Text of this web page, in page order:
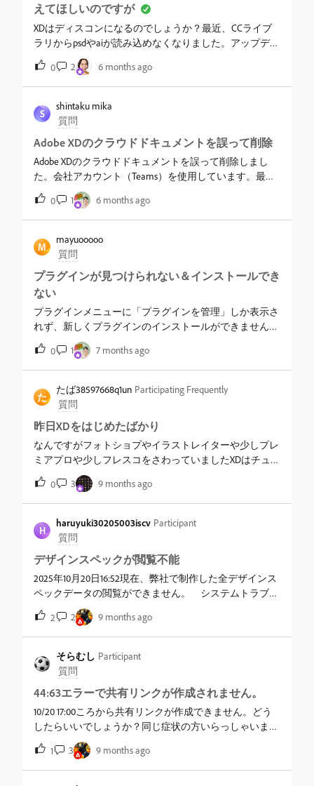
えてほしいのですが
XDはディスコンになるのでしょうか？最近、CCライブ
ラリからpsdやaiが読み込めなくなりました。アップデー
トもたいして行われていないようですし、開発を辞める
のであればはやいところ教えてほしいのですが。
0 2 6 months ago
S
shintaku mika
質問
Adobe XDのクラウドドキュメントを誤って削除
Adobe XDのクラウドドキュメントを誤って削除しまし
た。会社アカウント（Teams）を使用しています。最終
使用日は12月17日です。プレビューリンクは残ってお
り、内部バックアップから復元できるものでしょうか？
&nbsp;ご教示宜しくお願い致します。
0 1 6 months ago
M
mayuooooo
質問
プラグインが見つけられない＆インストールでき
ない
プラグインメニューに「プラグインを管理」しか表示さ
れず、新しくプラグインのインストールができません。
Adobeヘルプとチャットもしましたが、解決してくれ
ず・・ブラウザ経由でXDのプラグインを追加はできたの
ですが、今回PSのプラグインを追加しようと同じくブラ
ウザ経由しようとしたら謎のリダイレクトで404になっ
てしまいました・・どなたか同じ現象の方いらっしゃい
ますか？解決方法がわかる方ぜひお願いいたします。
0 1 7 months ago
た
たば38597668q1un Participating Frequently
質問
昨日XDをはじめたばかり
なんですがフォトショプやイラストレイターや少しプレ
ミアプロや少しフレスコをさわっていましたXDはチュー
トリアルがみつからないのですがアプリのなかでチュー
トリアルはないのでしょうか
0 3 9 months ago
H
haruyuki30205003iscv Participant
質問
デザインスペックが閲覧不能
2025年10月20日16:52現在、弊社で制作した全デザインス
ペックデータの閲覧ができません。 システムトラブル
か何かによるものでしょうか？大変困っています。
2
2 9 months ago
そらむし Participant
質問
44:63エラーで共有リンクが作成されません。
10/20 17:00ころから共有リンクが作成できません。どう
したらいいでしょうか？同じ症状の方いらっしゃいませ
んか？
1
3 9 months ago